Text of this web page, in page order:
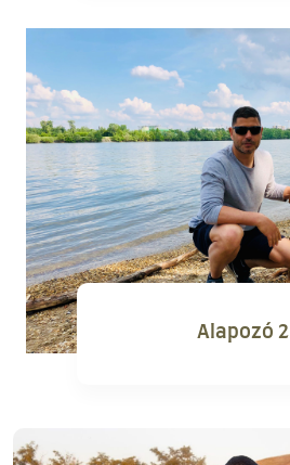
Alapozó 2